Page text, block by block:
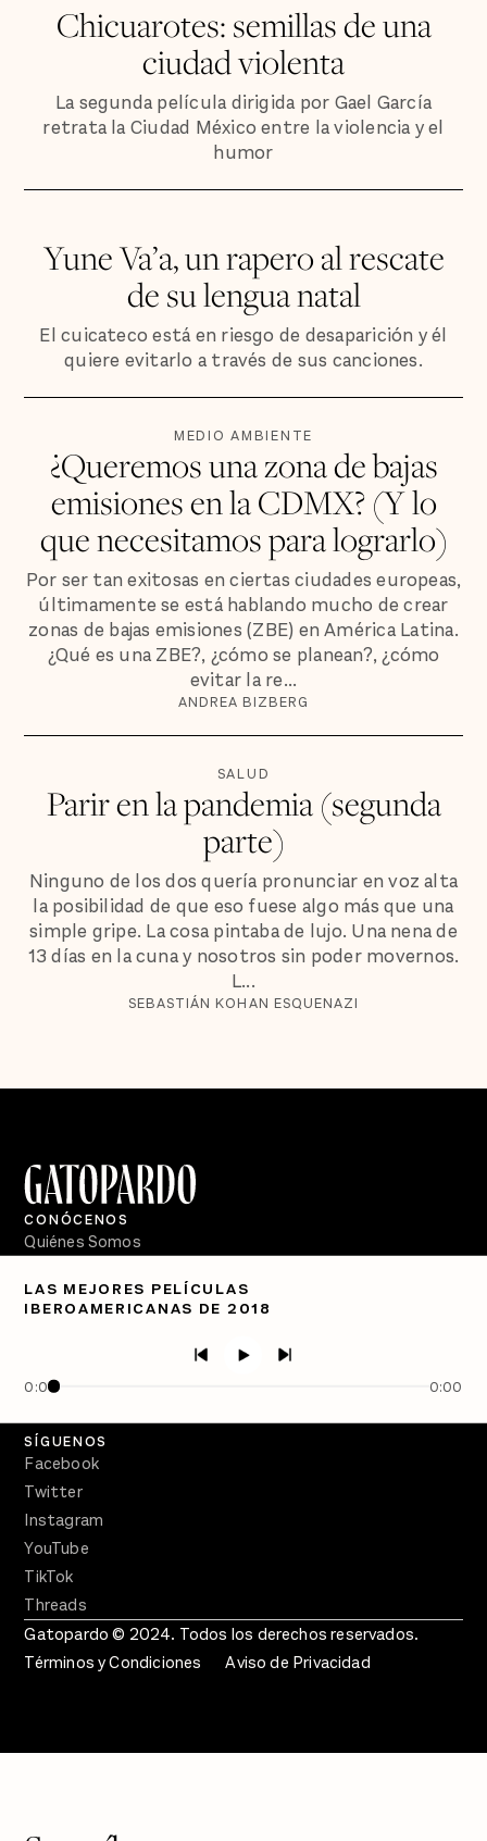
Chicuarotes: semillas de una
ciudad violenta
La segunda película dirigida por Gael García
retrata la Ciudad México entre la violencia y el
humor
Yune Va’a, un rapero al rescate
de su lengua natal
El cuicateco está en riesgo de desaparición y él
quiere evitarlo a través de sus canciones.
MEDIO AMBIENTE
¿Queremos una zona de bajas
emisiones en la CDMX? (Y lo
que necesitamos para lograrlo)
Por ser tan exitosas en ciertas ciudades europeas,
últimamente se está hablando mucho de crear
zonas de bajas emisiones (ZBE) en América Latina.
¿Qué es una ZBE?, ¿cómo se planean?, ¿cómo
evitar la re...
ANDREA BIZBERG
SALUD
Parir en la pandemia (segunda
parte)
Ninguno de los dos quería pronunciar en voz alta
la posibilidad de que eso fuese algo más que una
simple gripe. La cosa pintaba de lujo. Una nena de
13 días en la cuna y nosotros sin poder movernos.
L...
SEBASTIÁN KOHAN ESQUENAZI
LAS MEJORES PELÍCULAS
IBEROAMERICANAS DE 2018
0:00 0:00
CONÓCENOS
Quiénes Somos
PÓDCASTS
Crecer en Distopía
SÍGUENOS
Facebook
Twitter
Instagram
YouTube
TikTok
Threads
Gatopardo © 2024. Todos los derechos reservados.
Términos y Condiciones
Aviso de Privacidad